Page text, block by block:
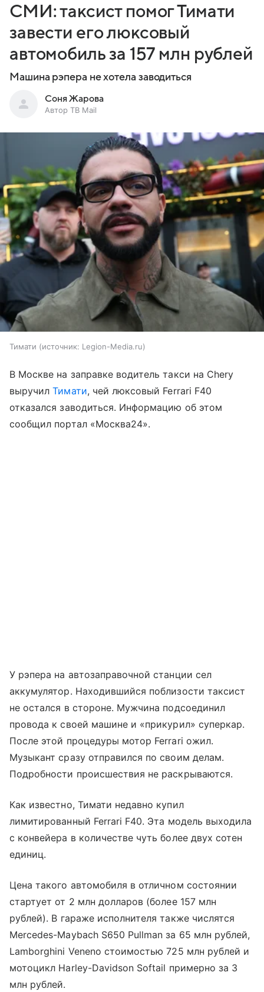
СМИ: таксист помог Тимати
завести его люксовый
автомобиль за 157 млн рублей
Машина рэпера не хотела заводиться
Соня Жарова
Автор ТВ Mail
Тимати источник: Legion-Media.ru
В Москве на заправке водитель такси на Chery
выручилТимати, чей люксовый Ferrari F40
отказался заводиться. Информацию об этом
сообщил портал «Москва24».
У рэпера на автозаправочной станции сел
аккумулятор. Находившийся поблизости таксист
не остался в стороне. Мужчина подсоединил
провода к своей машине и «прикурил» суперкар.
После этой процедуры мотор Ferrari ожил.
Музыкант сразу отправился по своим делам.
Подробности происшествия не раскрываются.
Как известно, Тимати недавно купил
лимитированный Ferrari F40. Эта модель выходила
с конвейера в количестве чуть более двух сотен
единиц.
Цена такого автомобиля в отличном состоянии
стартует от 2 млн долларов (более 157 млн
рублей). В гараже исполнителя также числятся
Mercedes-Maybach S650 Pullman за 65 млн рублей,
Lamborghini Veneno стоимостью 725 млн рублей и
мотоцикл Harley-Davidson Softail примерно за 3
млн рублей.